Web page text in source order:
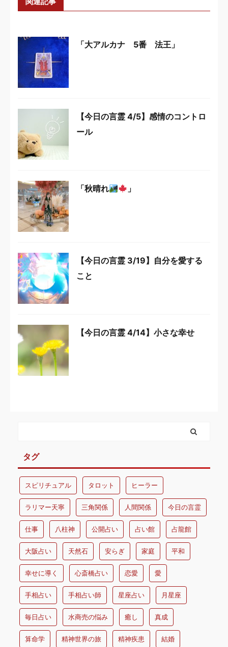
「大アルカナ 5番 法王」
【今日の言霊 4/5】感情のコントロ
ール
「秋晴れ 」
【今日の言霊 3/19】自分を愛する
こと
【今日の言霊 4/14】小さな幸せ
タグ
スピリチュアル タロット ヒーラー
ラリマー天寧 三角関係 人間関係 今日の言霊
仕事 八柱神 公開占い 占い館 占龍館
大阪占い 天然石 安らぎ 家庭 平和
幸せに導く 心斎橋占い 恋愛 愛
手相占い 手相占い師 星座占い 月星座
毎日占い 水商売の悩み 癒し 真成
算命学 精神世界の旅 精神疾患 結婚